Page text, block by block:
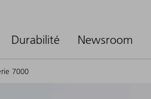
Durabilité Newsroom
7000